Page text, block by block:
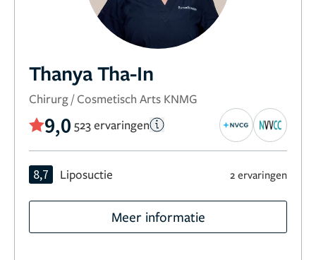
Thanya Tha-In
Chirurg / Cosmetisch Arts KNMG
9,0 523 ervaringen
8,7 Liposuctie 2 ervaringen
Meer informatie